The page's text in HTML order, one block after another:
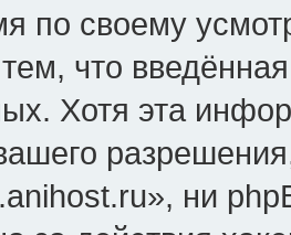
по своему
что
Хотя эта
ни